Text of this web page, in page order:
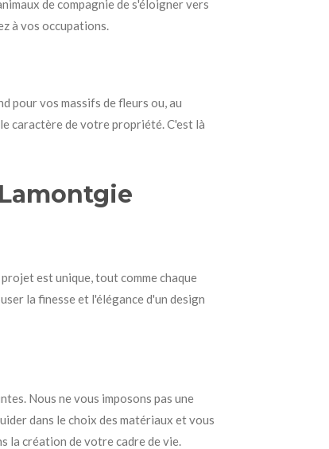
de compagnie de s'éloigner vers
à vos occupations.
pour vos massifs de fleurs ou, au
caractère de votre propriété. C'est là
est unique, tout comme chaque
la finesse et l'élégance d'un design
Nous ne vous imposons pas une
dans le choix des matériaux et vous
la création de votre cadre de vie.